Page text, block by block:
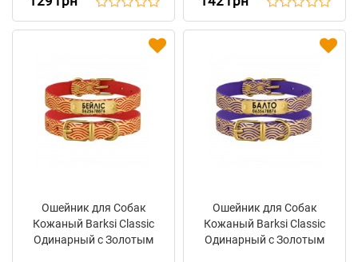
Ошейник для Собак
Кожаный Barksi Classic
Одинарный с Золотым
Ошейник для Собак
Кожаный Barksi Classic
Одинарный с Золотым